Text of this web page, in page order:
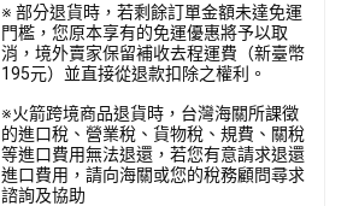
※ 部分退貨時，若剩餘訂單金額未達免運
門檻，您原本享有的免運優惠將予以取
消，境外賣家保留補收去程運費（新臺幣
195元）並直接從退款扣除之權利。
※火箭跨境商品退貨時，台灣海關所課徵
的進口稅、營業稅、貨物稅、規費、關稅
等進口費用無法退還，若您有意請求退還
進口費用，請向海關或您的稅務顧問尋求
諮詢及協助